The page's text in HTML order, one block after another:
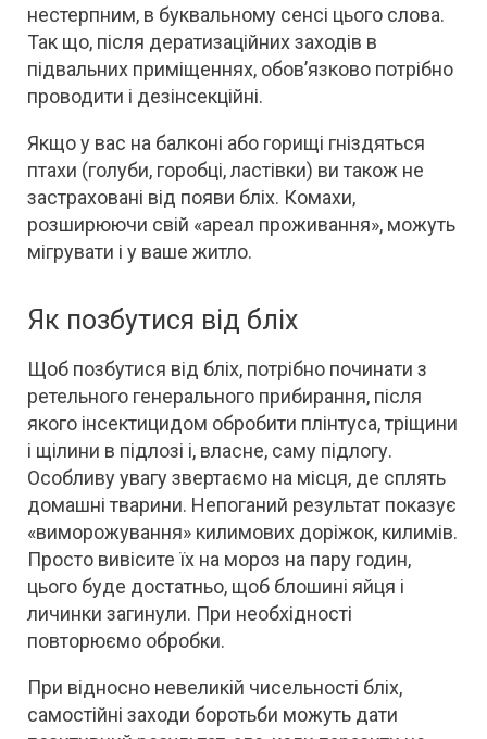
нестерпним, в буквальному сенсі цього слова.
Так що, після дератизаційних заходів в
підвальних приміщеннях, обов’язково потрібно
проводити і дезінсекційні.
Якщо у вас на балконі або горищі гніздяться
птахи (голуби, горобці, ластівки) ви також не
застраховані від появи бліх. Комахи,
розширюючи свій «ареал проживання», можуть
мігрувати і у ваше житло.
Як позбутися від бліх
Щоб позбутися від бліх, потрібно починати з
ретельного генерального прибирання, після
якого інсектицидом обробити плінтуса, тріщини
і щілини в підлозі і, власне, саму підлогу.
Особливу увагу звертаємо на місця, де сплять
домашні тварини. Непоганий результат показує
«виморожування» килимових доріжок, килимів.
Просто вивісите їх на мороз на пару годин,
цього буде достатньо, щоб блошині яйця і
личинки загинули. При необхідності
повторюємо обробки.
При відносно невеликій чисельності бліх,
самостійні заходи боротьби можуть дати